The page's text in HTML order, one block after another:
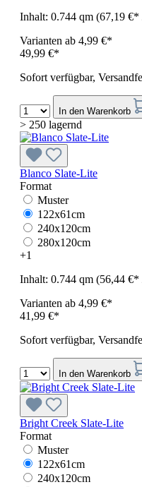
Inhalt: 0.744 qm (67,19 €*
Varianten ab 4,99 €*
49,99 €*
Sofort verfügbar,
In den Warenkorb
> 250 lagernd
Blanco Slate-Lite
Format
Muster
122x61cm
240x120cm
280x120cm
+1
Inhalt: 0.744 qm (56,44 €*
Varianten ab 4,99 €*
41,99 €*
Sofort verfügbar,
In den Warenkorb
Bright Creek Slate-Lite
Format
Muster
122x61cm
240x120cm